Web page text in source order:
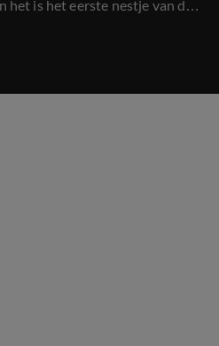
het is het eerste nestje van de